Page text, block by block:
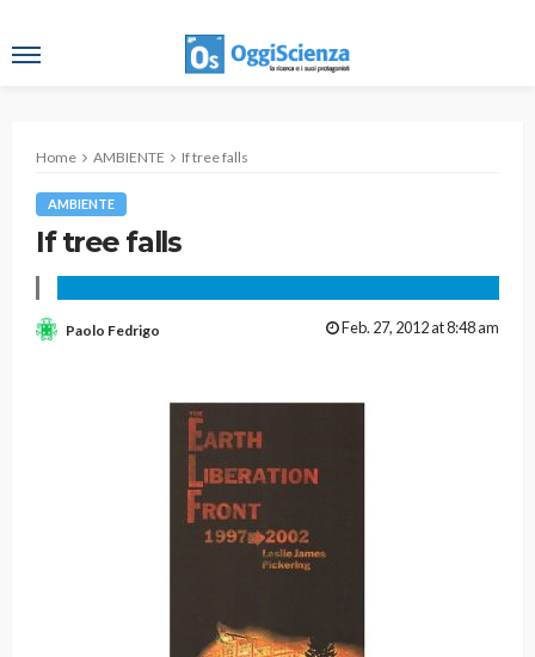
Home AMBIENTE If tree falls
AMBIENTE
If tree falls
Paolo Fedrigo Feb. 27, 2012 at 8:48 am